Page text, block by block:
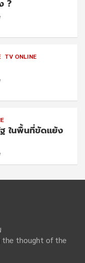
?
TV ONLINE
ในพื้นที่ขัดแย้ง
the thought of the